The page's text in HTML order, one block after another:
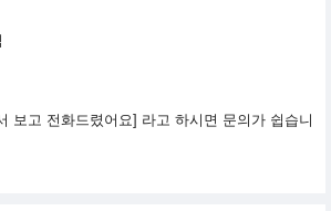
보고 전화드렸어요] 라고 하시면 문의가 쉽습니